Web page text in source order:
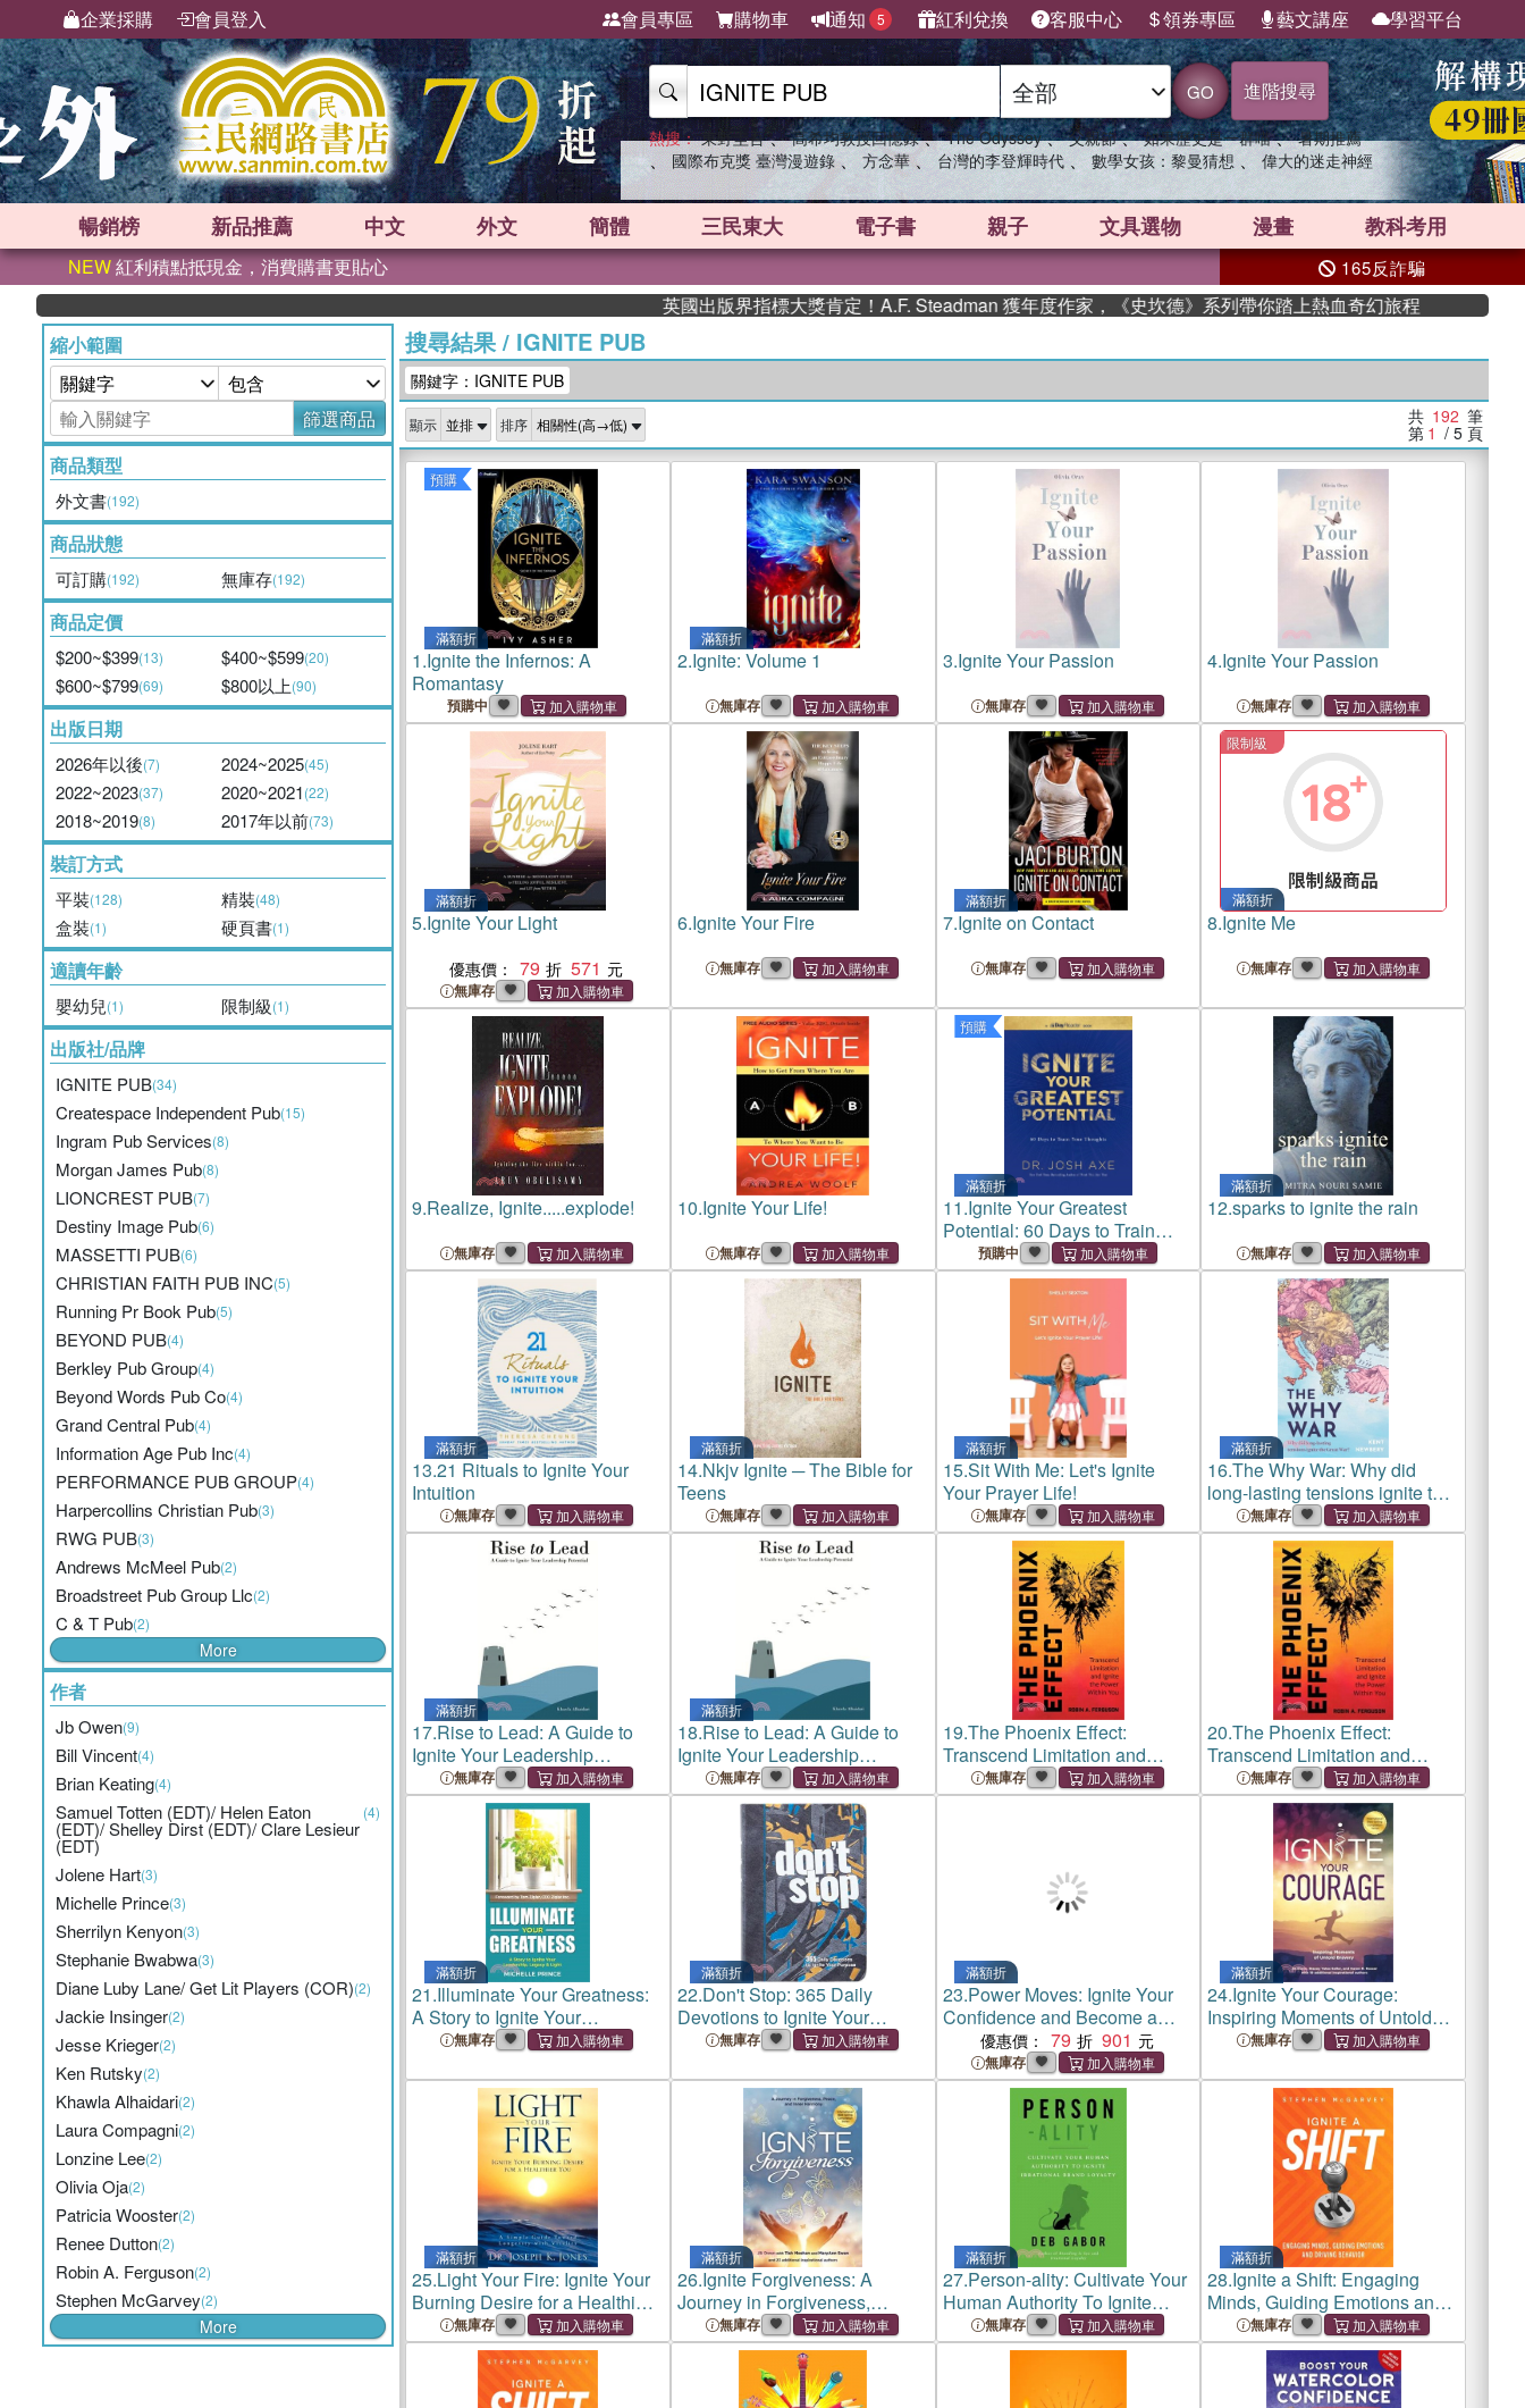
企業採購 會員登入 會員專區 購物車 通知 5 紅利兌換 客服中心 領券專區 藝文講座 學習平台
GO 進階搜尋
熱搜： 東野圭吾 、 高希均教授回憶錄 、 The Odyssey 、 父親節 、 如果歷史是一群喵 、 暑期推薦
、 國際布克獎 臺灣漫遊錄 、 方念華 、 台灣的李登輝時代 、 數學女孩：黎曼猜想 、 偉大的迷走神經
暢銷榜 新品推薦 中文 外文 簡體 三民東大 電子書 親子 文具選物 漫畫 教科考用
NEW紅利積點抵現金，消費購書更貼心 165反詐騙
英國出版界指標大獎肯定！A.F. Steadman 獲年度作家，《史坎德》系列帶你踏上熱血奇幻旅程
縮小範圍
篩選商品
商品類型
外文書(192)
商品狀態
可訂購(192) 無庫存(192)
商品定價
$200~$399(13) $400~$599(20)
$600~$799(69) $800以上(90)
出版日期
2026年以後(7) 2024~2025(45)
2022~2023(37) 2020~2021(22)
2018~2019(8) 2017年以前(73)
裝訂方式
平裝(128) 精裝(48)
盒裝(1) 硬頁書(1)
適讀年齡
嬰幼兒(1) 限制級(1)
出版社/品牌
IGNITE PUB(34)
Createspace Independent Pub(15)
Ingram Pub Services(8)
Morgan James Pub(8)
LIONCREST PUB(7)
Destiny Image Pub(6)
MASSETTI PUB(6)
CHRISTIAN FAITH PUB INC(5)
Running Pr Book Pub(5)
BEYOND PUB(4)
Berkley Pub Group(4)
Beyond Words Pub Co(4)
Grand Central Pub(4)
Information Age Pub Inc(4)
PERFORMANCE PUB GROUP(4)
Harpercollins Christian Pub(3)
RWG PUB(3)
Andrews McMeel Pub(2)
Broadstreet Pub Group Llc(2)
C & T Pub(2)
More
作者
Jb Owen(9)
Bill Vincent(4)
Brian Keating(4)
Samuel Totten (EDT)/ Helen Eaton
(EDT)/ Shelley Dirst (EDT)/ Clare Lesieur
(EDT)
(4)
Jolene Hart(3)
Michelle Prince(3)
Sherrilyn Kenyon(3)
Stephanie Bwabwa(3)
Diane Luby Lane/ Get Lit Players (COR)(2)
Jackie Insinger(2)
Jesse Krieger(2)
Ken Rutsky(2)
Khawla Alhaidari(2)
Laura Compagni(2)
Lonzine Lee(2)
Olivia Oja(2)
Patricia Wooster(2)
Renee Dutton(2)
Robin A. Ferguson(2)
Stephen McGarvey(2)
More
搜尋結果/ IGNITE PUB
關鍵字：IGNITE PUB
顯示 排序 共 192 筆
第 1 / 5 頁
預購
滿額折
1.Ignite the Infernos: A
Romantasy
預購中
滿額折
2.Ignite: Volume 1
無庫存
3.Ignite Your Passion
無庫存
4.Ignite Your Passion
無庫存
滿額折
5.Ignite Your Light
優惠價： 79 571
無庫存
6.Ignite Your Fire
無庫存
滿額折
7.Ignite on Contact
無庫存
限制級
滿額折
8.Ignite Me
無庫存
9.Realize, Ignite.....explode!
無庫存
10.Ignite Your Life!
無庫存
預購
滿額折
11.Ignite Your Greatest
Potential: 60 Days to Train
Your Thoughts
預購中
滿額折
12.sparks to ignite the rain
無庫存
滿額折
13.21 Rituals to Ignite Your
Intuition
無庫存
滿額折
14.Nkjv Ignite ─ The Bible for
Teens
無庫存
滿額折
15.Sit With Me: Let's Ignite
Your Prayer Life!
無庫存
滿額折
16.The Why War: Why did
long-lasting tensions ignite the
Great War?
無庫存
滿額折
17.Rise to Lead: A Guide to
Ignite Your Leadership
Potential
無庫存
滿額折
18.Rise to Lead: A Guide to
Ignite Your Leadership
Potential
無庫存
19.The Phoenix Effect:
Transcend Limitation and
Ignite the Power Within You
無庫存
20.The Phoenix Effect:
Transcend Limitation and
Ignite the Power Within You
無庫存
滿額折
21.Illuminate Your Greatness:
A Story to Ignite Your
Leadership, Legacy & Light
無庫存
滿額折
22.Don't Stop: 365 Daily
Devotions to Ignite Your
Purpose
無庫存
滿額折
23.Power Moves: Ignite Your
Confidence and Become a
Force優惠價： 79 901
無庫存
滿額折
24.Ignite Your Courage:
Inspiring Moments of Untold
Bravery無庫存
滿額折
25.Light Your Fire: Ignite Your
Burning Desire for a Healthier
You 無庫存
滿額折
26.Ignite Forgiveness: A
Journey in Forgiveness,
Peace, and Inner Harmony
無庫存
滿額折
27.Person-ality: Cultivate Your
Human Authority To Ignite
Irrational Brand Loyalty
無庫存
滿額折
28.Ignite a Shift: Engaging
Minds, Guiding Emotions and
Driving Behavior
無庫存